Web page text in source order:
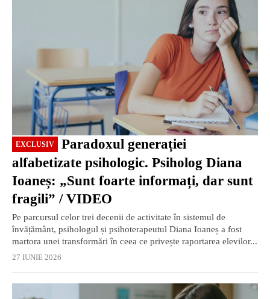
EXCLUSIV
alfabetizate psihologic. Psiholog Diana
Ioaneș: „Sunt foarte informați, dar sunt
fragili” / VIDEO
Pe parcursul celor trei decenii de activitate în sistemul de
învățământ, psihologul și psihoterapeutul Diana Ioaneș a fost
martora unei transformări în ceea ce privește raportarea elevilor...
27 IUNIE 2026